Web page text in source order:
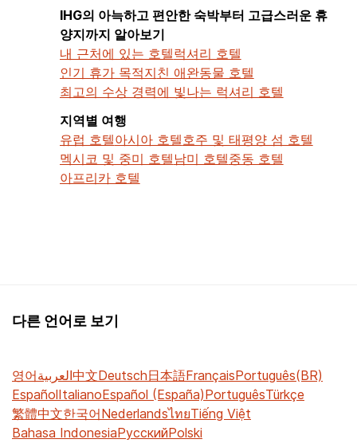
IHG의 아늑하고 편안한 숙박부터 고급스러운 휴
양지까지 알아보기
내 근처에 있는 호텔럭셔리 호텔
인기 휴가 목적지친 애완동물 호텔
최고의 수상 경력에 빛나는 럭셔리 호텔
지역별 여행
유럽 호텔아시아 호텔호주 및 태평양 섬 호텔
멕시코 및 중미 호텔남미 호텔중동 호텔
아프리카 호텔
다른 언어로 보기
영어العربية中文Deutsch日本語FrançaisPortuguês(BR)
EspañolItalianoEspañol (España)PortuguêsTürkçe
繁體中文한국어NederlandsไทยTiếng Việt
Bahasa IndonesiaРусскийPolski